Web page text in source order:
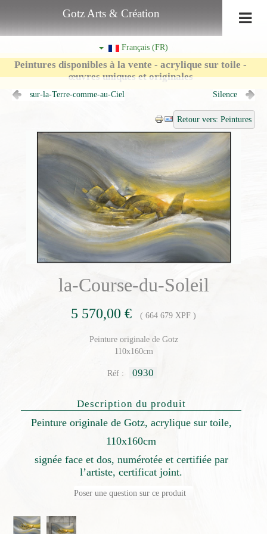
Gotz Arts & Création
Français (FR)
Peintures disponibles à la vente - acrylique sur toile -
œuvres uniques et originales
sur-la-Terre-comme-au-Ciel Silence
Retour vers: Peintures
la-Course-du-Soleil
5 570,00 € ( 664 679 XPF )
Peinture originale de Gotz
110x160cm
Réf : 0930
Description du produit
Peinture originale de Gotz, acrylique sur toile,
110x160cm
signée face et dos, numérotée et certifiée par
l’artiste, certificat joint.
Poser une question sur ce produit